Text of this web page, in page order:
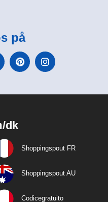
på
dk
Shoppingspout FR
Shoppingspout AU
Codicegratuito